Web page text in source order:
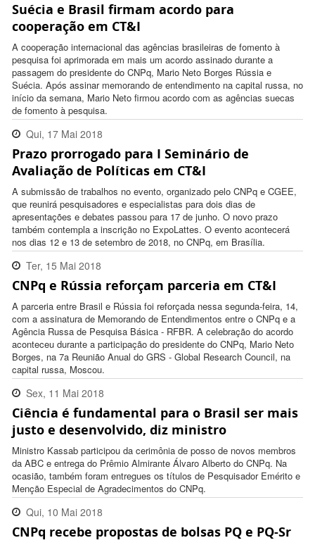
15:25:00 -0300
Suécia e Brasil firmam acordo para
cooperação em CT&I
A cooperação internacional das agências brasileiras de fomento à
pesquisa foi aprimorada em mais um acordo assinado durante a
passagem do presidente do CNPq, Mario Neto Borges Rússia e
Suécia. Após assinar memorando de entendimento na capital russa, no
início da semana, Mario Neto firmou acordo com as agências suecas
de fomento à pesquisa.
Qui, 17 Mai 2018
08:50:00 -0300
Prazo prorrogado para I Seminário de
Avaliação de Políticas em CT&I
A submissão de trabalhos no evento, organizado pelo CNPq e CGEE,
que reunirá pesquisadores e especialistas para dois dias de
apresentações e debates passou para 17 de junho. O novo prazo
também contempla a inscrição no ExpoLattes. O evento acontecerá
nos dias 12 e 13 de setembro de 2018, no CNPq, em Brasília.
Ter, 15 Mai 2018
08:57:00 -0300
CNPq e Rússia reforçam parceria em CT&I
A parceria entre Brasil e Rússia foi reforçada nessa segunda-feira, 14,
com a assinatura de Memorando de Entendimentos entre o CNPq e a
Agência Russa de Pesquisa Básica - RFBR. A celebração do acordo
aconteceu durante a participação do presidente do CNPq, Mario Neto
Borges, na 7a Reunião Anual do GRS - Global Research Council, na
capital russa, Moscou.
Sex, 11 Mai 2018
14:33:00 -0300
Ciência é fundamental para o Brasil ser mais
justo e desenvolvido, diz ministro
Ministro Kassab participou da cerimônia de posso de novos membros
da ABC e entrega do Prêmio Almirante Álvaro Alberto do CNPq. Na
ocasião, também foram entregues os títulos de Pesquisador Emérito e
Menção Especial de Agradecimentos do CNPq.
Qui, 10 Mai 2018
11:32:00 -0300
CNPq recebe propostas de bolsas PQ e PQ-Sr